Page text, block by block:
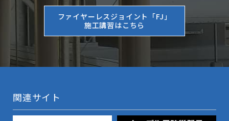
ファイヤーレスジョイント「FJ」
施工講習はこちら
関連サイト